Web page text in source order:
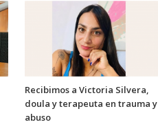
Recibimos a Victoria Silvera,
doula y terapeuta en trauma y
abuso